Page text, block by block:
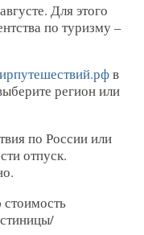
Для этого
по туризму –
в
регион или
по России или
отпуск.